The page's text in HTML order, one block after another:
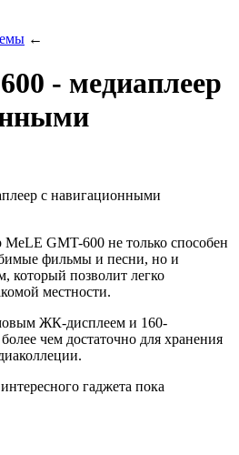
←
- медиаплеер
GMT-600 не только способен
фильмы и песни, но и
который позволит легко
местности.
ЖК-дисплеем и 160-
чем достаточно для хранения
гаджета пока